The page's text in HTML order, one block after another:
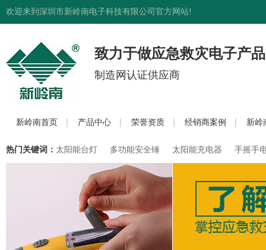
欢迎来到深圳市新岭南电子科技有限公司官方网站!
致力于做应急救灾电子产品
制造网认证供应商
新岭南首页 产品中心 荣誉资质 经销商案例 新岭
热门关键词： 太阳能台灯 多功能安全锤 太阳能充电器 手摇手